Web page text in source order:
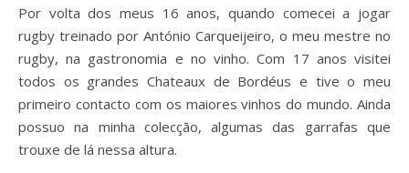
Por volta dos meus 16 anos, quando comecei a jogar
rugby treinado por António Carqueijeiro, o meu mestre no
rugby, na gastronomia e no vinho. Com 17 anos visitei
todos os grandes Chateaux de Bordéus e tive o meu
primeiro contacto com os maiores vinhos do mundo. Ainda
possuo na minha colecção, algumas das garrafas que
trouxe de lá nessa altura.